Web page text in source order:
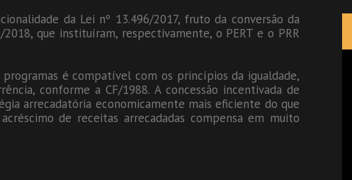
da Lei nº 13.496/2017, fruto da conversão da
que instituíram, respectivamente, o PERT e o PRR
é compatível com os princípios da igualdade,
conforme a CF/1988. A concessão incentivada de
arrecadatória economicamente mais eficiente do que
de receitas arrecadadas compensa em muito